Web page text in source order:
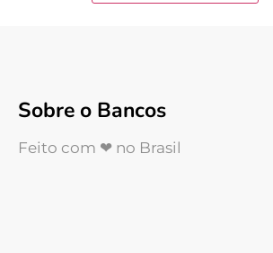
Sobre o Bancos
Feito com ❤ no Brasil